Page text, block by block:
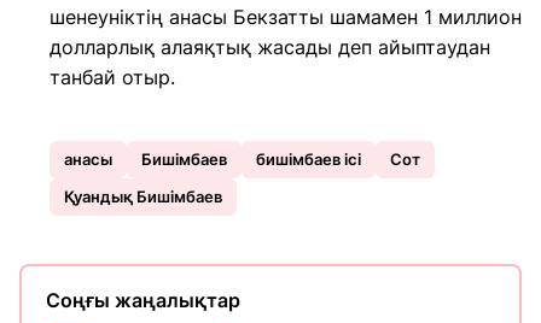
шенеуніктің анасы Бекзатты шамамен 1 миллион
долларлық алаяқтық жасады деп айыптаудан
танбай отыр.
анасы Бишімбаев бишімбаев ісі
Сот
Қуандық Бишімбаев
Соңғы жаңалықтар